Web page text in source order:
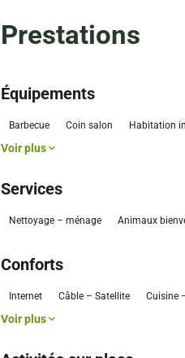
Prestations
Équipements
Barbecue Coin salon Habitation
Voir plus
Services
Nettoyage – ménage Animaux
Conforts
Internet Câble – Satellite Cuisine
Voir plus